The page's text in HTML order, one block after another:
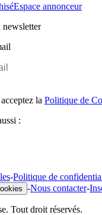
Espace annonceur
newsletter
la Politique de
:
-Politique de
-Nous contacter-
Tout droit réservés.